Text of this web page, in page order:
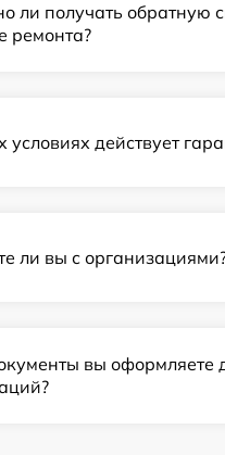
ли получать обратную
ремонта?
условиях действует
ли вы с
вы оформляете